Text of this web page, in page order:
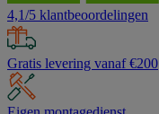
4,1/5 klantbeoordelingen
Gratis levering vanaf €200